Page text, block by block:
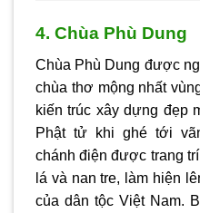
4. Chùa Phù Dung
Chùa Phù Dung được
chùa thơ mộng nhất
kiến trúc xây dựng đẹp
Phật tử khi ghé tới
chánh điện được trang
lá và nan tre, làm hiện
của dân tộc Việt Nam.